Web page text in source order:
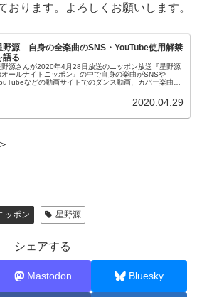
おります。よろしくお願いします。
野源 自身の全楽曲のSNS・YouTube使用解禁
語る
野源さんが2020年4月28日放送のニッポン放送『星野源
オールナイトニッポン』の中で自身の楽曲がSNSや
などの動画サイトでのダンス動画、カバー楽曲な
2020.04.29
ッポン 星野源
シェアする
Mastodon Bluesky